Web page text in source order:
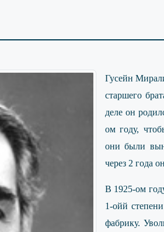
Гусейн
старшего
деле он
ом году,
они были
через 2 года
В 1925-ом
1-ойй
фабрику.